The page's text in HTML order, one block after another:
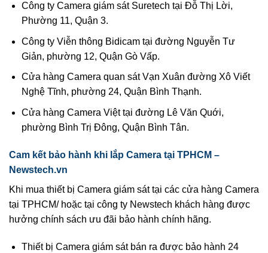
Công ty Camera giám sát Suretech tại Đỗ Thị Lời,
Phường 11, Quận 3.
Công ty Viễn thông Bidicam tại đường Nguyễn Tư
Giản, phường 12, Quận Gò Vấp.
Cửa hàng Camera quan sát Vạn Xuân đường Xô Viết
Nghệ Tĩnh, phường 24, Quận Bình Thạnh.
Cửa hàng Camera Việt tại đường Lê Văn Quới,
phường Bình Trị Đông, Quận Bình Tân.
Cam kết bảo hành khi lắp Camera tại TPHCM –
Newstech.vn
Khi mua thiết bị Camera giám sát tại các cửa hàng Camera
tại TPHCM/ hoặc tại công ty Newstech khách hàng được
hưởng chính sách ưu đãi bảo hành chính hãng.
Thiết bị Camera giám sát bán ra được bảo hành 24